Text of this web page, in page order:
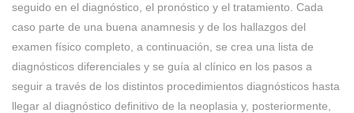
seguido en el diagnóstico, el pronóstico y el tratamiento. Cada
caso parte de una buena anamnesis y de los hallazgos del
examen físico completo, a continuación, se crea una lista de
diagnósticos diferenciales y se guía al clínico en los pasos a
seguir a través de los distintos procedimientos diagnósticos hasta
llegar al diagnóstico definitivo de la neoplasia y, posteriormente,